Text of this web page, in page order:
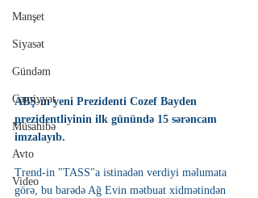
Manşet
Siyasət
Gündəm
Cəmiyyət
Müsahibə
Avto
Video
ABŞ-ın yeni Prezidenti Cozef Bayden
prezidentliyinin ilk günündə 15 sərəncam
imzalayıb.
Trend-in "TASS"a istinadən verdiyi məlumata
görə, bu barədə Ağ Evin mətbuat xidmətindən